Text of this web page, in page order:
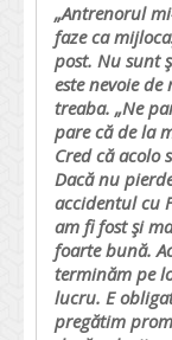
„Antrenorul
faze ca
post. Nu sunt
este nevoie
treaba. „Ne
pare că de la
Cred că acolo
Dacă nu
accidentul cu
am fi fost şi
foarte bună.
terminăm pe
lucru. E
pregătim